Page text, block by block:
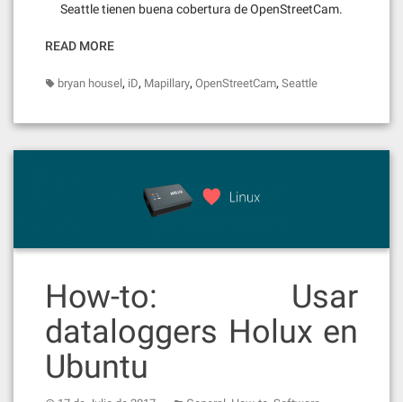
Seattle tienen buena cobertura de OpenStreetCam.
READ MORE
bryan housel, iD, Mapillary, OpenStreetCam, Seattle
How-to: Usar
dataloggers Holux en
Ubuntu